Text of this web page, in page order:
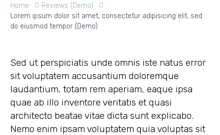
Home
Reviews (Demo)
Lorem ipsum dolor sit amet, consectetur adipisicing elit, sed
do eiusmod tempor (Demo)
Sed ut perspiciatis unde omnis iste natus error
sit voluptatem accusantium doloremque
laudantium, totam rem aperiam, eaque ipsa
quae ab illo inventore veritatis et quasi
architecto beatae vitae dicta sunt explicabo.
Nemo enim ipsam voluptatem quia voluptas sit